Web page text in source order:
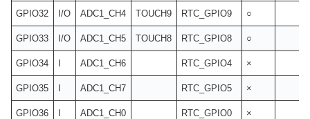
GPIO32 I/O ADC1_CH4 TOUCH9 RTC_GPIO9 ○
GPIO33 I/O ADC1_CH5 TOUCH8 RTC_GPIO8 ○
GPIO34 ADC1_CH6 RTC_GPIO4 ×
GPIO35 ADC1_CH7 RTC_GPIO5 ×
GPIO36 ADC1_CH0 RTC_GPIO0 ×